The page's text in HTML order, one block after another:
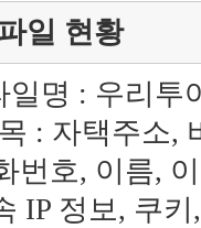
일 현황
일명 : 우리투
: 자택주소,
번호, 이름,
IP 정보, 쿠